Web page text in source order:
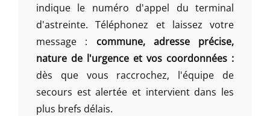
indique le numéro d'appel du terminal
d'astreinte. Téléphonez et laissez votre
message : commune, adresse précise,
nature de l'urgence et vos coordonnées :
dès que vous raccrochez, l'équipe de
secours est alertée et intervient dans les
plus brefs délais.